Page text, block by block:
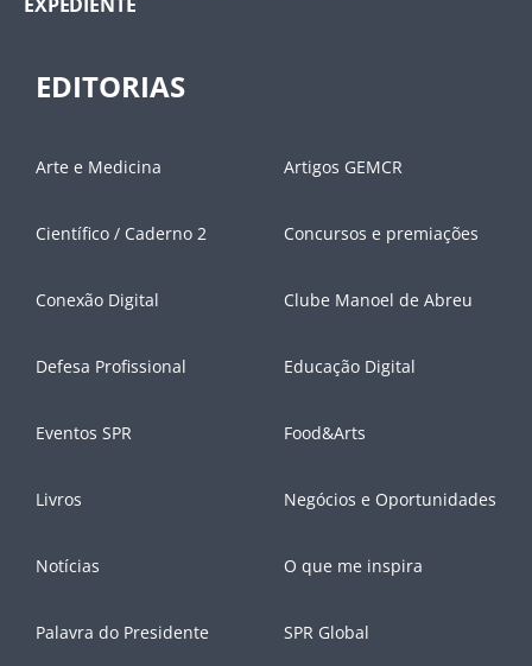
EDITORIAS
Arte e Medicina Artigos GEMCR
Científico / Caderno 2 Concursos e premiações
Conexão Digital Clube Manoel de Abreu
Defesa Profissional Educação Digital
Eventos SPR Food&Arts
Livros Negócios e Oportunidades
Notícias O que me inspira
Palavra do Presidente SPR Global